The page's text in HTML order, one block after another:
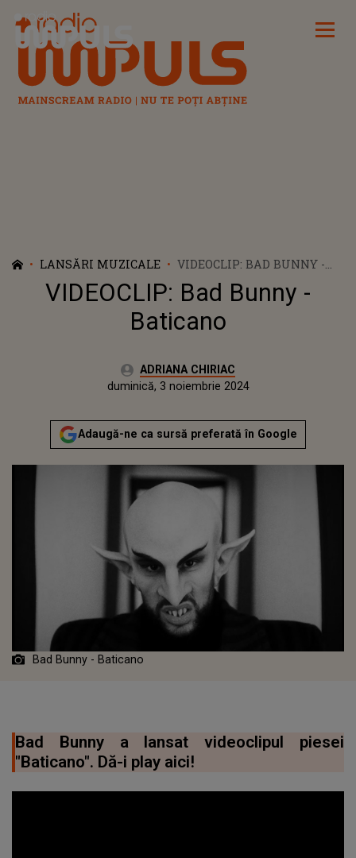
Radio Impuls
LANSĂRI MUZICALE
VIDEOCLIP: BAD BUNNY -
BATICANO
VIDEOCLIP: Bad Bunny -
Baticano
Autor:ADRIANA CHIRIAC
vineri, 3 noiembrie 2023Actualizat:
duminică, 3 noiembrie 2024
Adaugă-ne ca sursă preferată în Google
Bad Bunny - Baticano
Bad Bunny a lansat videoclipul piesei
"Baticano". Dă-i play aici!